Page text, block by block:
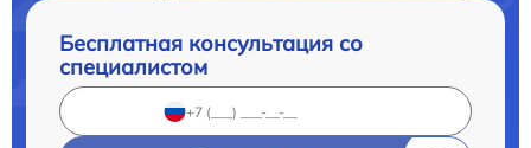
Бесплатная консультация со
специалистом